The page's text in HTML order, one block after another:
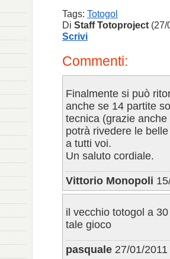
Tags: Totogol
Di Staff Totoproject
Scrivi
Commenti:
Finalmente si può
anche se 14 partite
tecnica (grazie
potrà rivedere le
a tutti voi.
Un saluto cordiale.
Vittorio Monopoli
il vecchio totogol a
tale gioco
pasquale 27/01/